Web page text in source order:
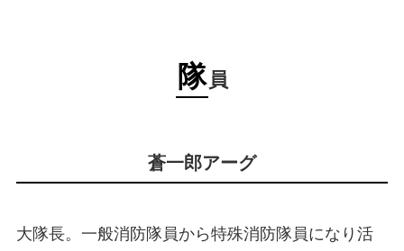
隊 員
蒼一郎アーグ
大隊長。一般消防隊員から特殊消防隊員になり活